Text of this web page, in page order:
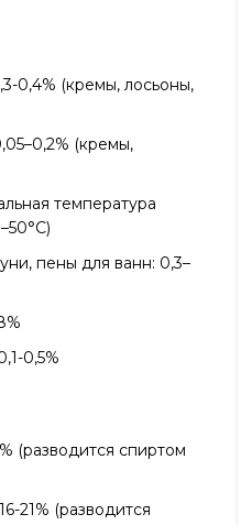
0,4% (кремы, лосьоны,
(кремы,
температура
пены для ванн: 0,3–
0,5%
(разводится спиртом
21% (разводится